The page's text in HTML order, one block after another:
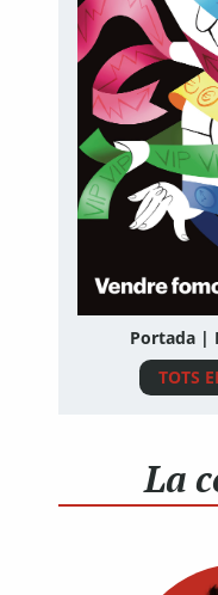
Portada |
TOTS
La